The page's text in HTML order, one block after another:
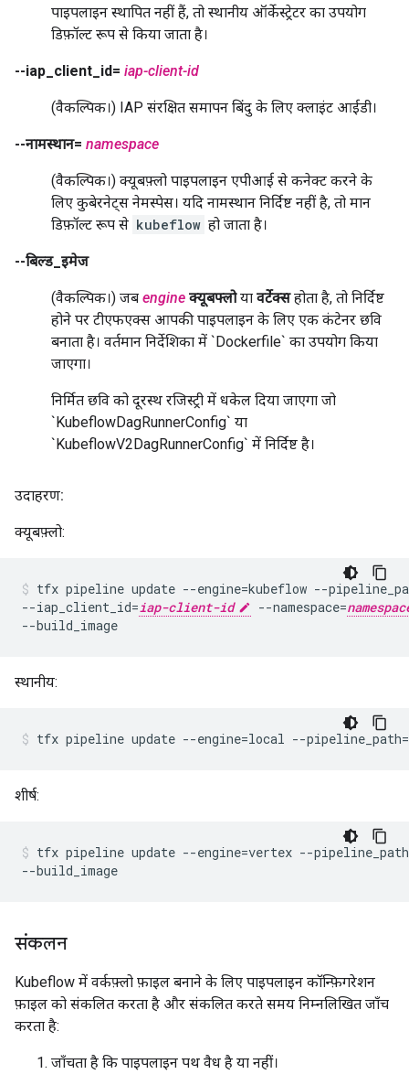
पाइपलाइन स्थापित नहीं हैं, तो स्थानीय ऑर्केस्ट्रेटर का उपयोग
डिफ़ॉल्ट रूप से किया जाता है।
--iap_client_id= iap-client-id
(वैकल्पिक।) IAP संरक्षित समापन बिंदु के लिए क्लाइंट आईडी।
--नामस्थान= namespace
(वैकल्पिक।) क्यूबफ़्लो पाइपलाइन एपीआई से कनेक्ट करने के
लिए कुबेरनेट्स नेमस्पेस। यदि नामस्थान निर्दिष्ट नहीं है, तो मान
डिफ़ॉल्ट रूप से kubeflow हो जाता है।
--बिल्ड_इमेज
(वैकल्पिक।) जब engine क्यूबफ्लोया वर्टेक्सहोता है, तो निर्दिष्ट
होने पर टीएफएक्स आपकी पाइपलाइन के लिए एक कंटेनर छवि
बनाता है। वर्तमान निर्देशिका में `Dockerfile` का उपयोग किया
जाएगा।
निर्मित छवि को दूरस्थ रजिस्ट्री में धकेल दिया जाएगा जो
`KubeflowDagRunnerConfig` या
`KubeflowV2DagRunnerConfig` में निर्दिष्ट है।
उदाहरण:
क्यूबफ़्लो:
tfx pipeline update --engine=kubeflow --
--iap_client_id=iap-client-id --namespace=
स्थानीय:
tfx pipeline update --engine=local --pipeline_path=
शीर्ष:
tfx pipeline update --engine=vertex --
संकलन
Kubeflow में वर्कफ़्लो फ़ाइल बनाने के लिए पाइपलाइन कॉन्फ़िगरेशन
फ़ाइल को संकलित करता है और संकलित करते समय निम्नलिखित जाँच
करता है:
जाँचता है कि पाइपलाइन पथ वैध है या नहीं।